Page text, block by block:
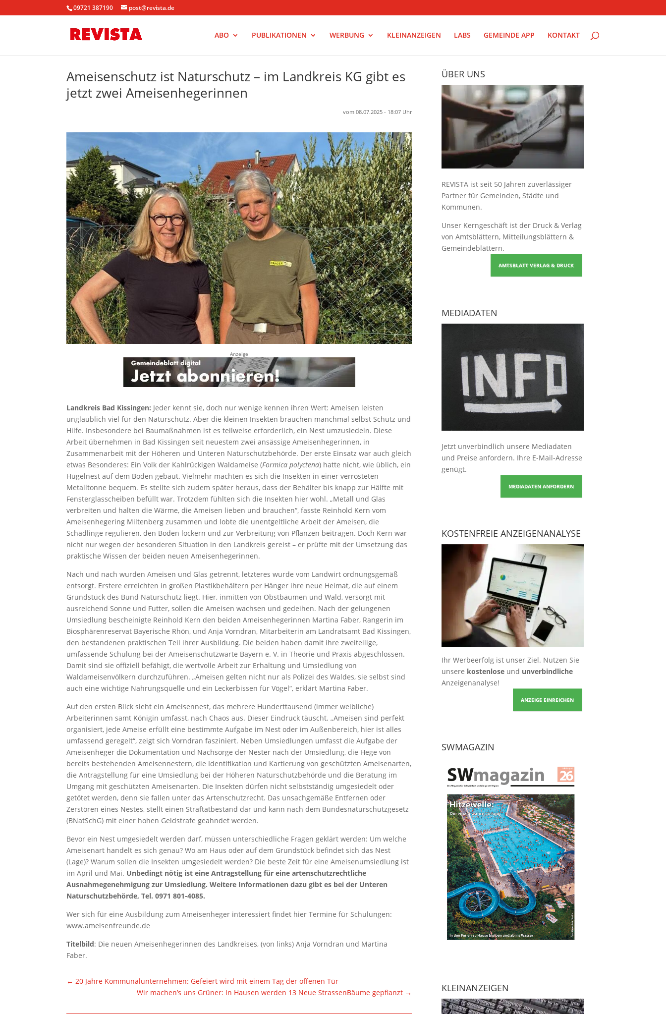
09721 387190 post@revista.de
ABO PUBLIKATIONEN WERBUNG KLEINANZEIGEN LABS GEMEINDE APP KONTAKT
Ameisenschutz ist Naturschutz – im Landkreis KG gibt es
jetzt zwei Ameisenhegerinnen
vom 08.07.2025 - 18:07 Uhr
Anzeige
Landkreis Bad Kissingen: Jeder kennt sie, doch nur wenige kennen ihren Wert: Ameisen leisten
unglaublich viel für den Naturschutz. Aber die kleinen Insekten brauchen manchmal selbst Schutz und
Hilfe. Insbesondere bei Baumaßnahmen ist es teilweise erforderlich, ein Nest umzusiedeln. Diese
Arbeit übernehmen in Bad Kissingen seit neuestem zwei ansässige Ameisenhegerinnen, in
Zusammenarbeit mit der Höheren und Unteren Naturschutzbehörde. Der erste Einsatz war auch gleich
etwas Besonderes: Ein Volk der Kahlrückigen Waldameise (Formica polyctena) hatte nicht, wie üblich, ein
Hügelnest auf dem Boden gebaut. Vielmehr machten es sich die Insekten in einer verrosteten
Metalltonne bequem. Es stellte sich zudem später heraus, dass der Behälter bis knapp zur Hälfte mit
Fensterglasscheiben befüllt war. Trotzdem fühlten sich die Insekten hier wohl. „Metall und Glas
verbreiten und halten die Wärme, die Ameisen lieben und brauchen“, fasste Reinhold Kern vom
Ameisenhegering Miltenberg zusammen und lobte die unentgeltliche Arbeit der Ameisen, die
Schädlinge regulieren, den Boden lockern und zur Verbreitung von Pflanzen beitragen. Doch Kern war
nicht nur wegen der besonderen Situation in den Landkreis gereist – er prüfte mit der Umsetzung das
praktische Wissen der beiden neuen Ameisenhegerinnen.
Nach und nach wurden Ameisen und Glas getrennt, letzteres wurde vom Landwirt ordnungsgemäß
entsorgt. Erstere erreichten in großen Plastikbehältern per Hänger ihre neue Heimat, die auf einem
Grundstück des Bund Naturschutz liegt. Hier, inmitten von Obstbäumen und Wald, versorgt mit
ausreichend Sonne und Futter, sollen die Ameisen wachsen und gedeihen. Nach der gelungenen
Umsiedlung bescheinigte Reinhold Kern den beiden Ameisenhegerinnen Martina Faber, Rangerin im
Biosphärenreservat Bayerische Rhön, und Anja Vorndran, Mitarbeiterin am Landratsamt Bad Kissingen,
den bestandenen praktischen Teil ihrer Ausbildung. Die beiden haben damit ihre zweiteilige,
umfassende Schulung bei der Ameisenschutzwarte Bayern e. V. in Theorie und Praxis abgeschlossen.
Damit sind sie offiziell befähigt, die wertvolle Arbeit zur Erhaltung und Umsiedlung von
Waldameisenvölkern durchzuführen. „Ameisen gelten nicht nur als Polizei des Waldes, sie selbst sind
auch eine wichtige Nahrungsquelle und ein Leckerbissen für Vögel“, erklärt Martina Faber.
Auf den ersten Blick sieht ein Ameisennest, das mehrere Hunderttausend (immer weibliche)
Arbeiterinnen samt Königin umfasst, nach Chaos aus. Dieser Eindruck täuscht. „Ameisen sind perfekt
organisiert, jede Ameise erfüllt eine bestimmte Aufgabe im Nest oder im Außenbereich, hier ist alles
umfassend geregelt“, zeigt sich Vorndran fasziniert. Neben Umsiedlungen umfasst die Aufgabe der
Ameisenheger die Dokumentation und Nachsorge der Nester nach der Umsiedlung, die Hege von
bereits bestehenden Ameisennestern, die Identifikation und Kartierung von geschützten Ameisenarten,
die Antragstellung für eine Umsiedlung bei der Höheren Naturschutzbehörde und die Beratung im
Umgang mit geschützten Ameisenarten. Die Insekten dürfen nicht selbstständig umgesiedelt oder
getötet werden, denn sie fallen unter das Artenschutzrecht. Das unsachgemäße Entfernen oder
Zerstören eines Nestes, stellt einen Straftatbestand dar und kann nach dem Bundesnaturschutzgesetz
(BNatSchG) mit einer hohen Geldstrafe geahndet werden.
Bevor ein Nest umgesiedelt werden darf, müssen unterschiedliche Fragen geklärt werden: Um welche
Ameisenart handelt es sich genau? Wo am Haus oder auf dem Grundstück befindet sich das Nest
(Lage)? Warum sollen die Insekten umgesiedelt werden? Die beste Zeit für eine Ameisenumsiedlung ist
im April und Mai. Unbedingt nötig ist eine Antragstellung für eine artenschutzrechtliche
Ausnahmegenehmigung zur Umsiedlung. Weitere Informationen dazu gibt es bei der Unteren
Naturschutzbehörde, Tel. 0971 801-4085.
Wer sich für eine Ausbildung zum Ameisenheger interessiert findet hier Termine für Schulungen:
www.ameisenfreunde.de
Titelbild: Die neuen Ameisenhegerinnen des Landkreises, (von links) Anja Vorndran und Martina
Faber.
←20 Jahre Kommunalunternehmen: Gefeiert wird mit einem Tag der offenen Tür
Wir machen’s uns Grüner: In Hausen werden 13 Neue StrassenBäume gepflanzt →
ÜBER UNS
REVISTA ist seit 50 Jahren zuverlässiger
Partner für Gemeinden, Städte und
Kommunen.
Unser Kerngeschäft ist der Druck & Verlag
von Amtsblättern, Mitteilungsblättern &
Gemeindeblättern.
AMTSBLATT VERLAG & DRUCK
MEDIADATEN
Jetzt unverbindlich unsere Mediadaten
und Preise anfordern. Ihre E-Mail-Adresse
genügt.
MEDIADATEN ANFORDERN
KOSTENFREIE ANZEIGENANALYSE
Ihr Werbeerfolg ist unser Ziel. Nutzen Sie
unsere kostenloseund unverbindliche
Anzeigenanalyse!
ANZEIGE EINREICHEN
SWMAGAZIN
KLEINANZEIGEN